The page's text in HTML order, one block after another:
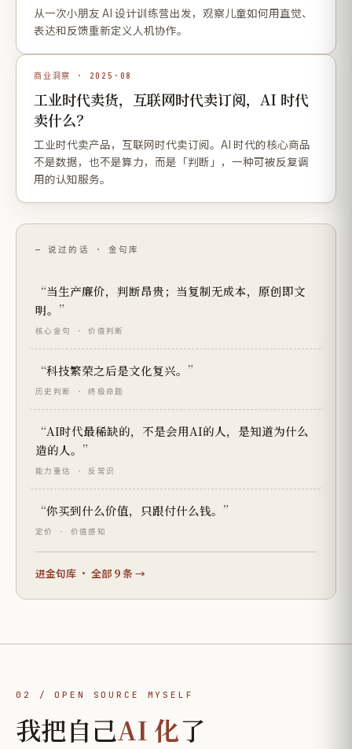
从一次小朋友 AI 设计训练营出发，观察儿童如何用直觉、
表达和反馈重新定义人机协作。
商业洞察 · 2025·08
工业时代卖货，互联网时代卖订阅，AI 时代
卖什么？
工业时代卖产品，互联网时代卖订阅。AI 时代的核心商品
不是数据，也不是算力，而是「判断」，一种可被反复调
用的认知服务。
— 说过的话 · 金句库
“当生产廉价，判断昂贵；当复制无成本，原创即文
明。”
核心金句 · 价值判断
“科技繁荣之后是文化复兴。”
历史判断 · 终极命题
“AI时代最稀缺的，不是会用AI的人，是知道为什么
造的人。”
能力重估 · 反常识
“你买到什么价值，只跟付什么钱。”
定价 · 价值感知
进金句库 · 全部 9条 →
02 / OPEN SOURCE MYSELF
我把自己AI 化了